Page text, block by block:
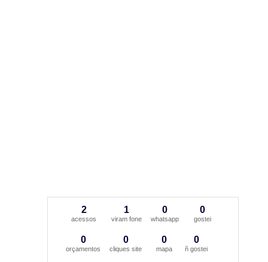
2
acessos
1
viram fone
0
whatsapp
0
gostei
0
orçamentos
0
cliques site
0
mapa
0
ñ gostei